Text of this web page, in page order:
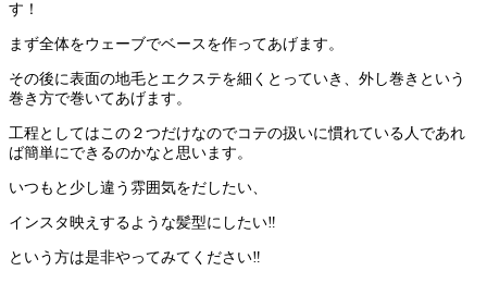
す！
まず全体をウェーブでベースを作ってあげます。
その後に表面の地毛とエクステを細くとっていき、外し巻きという
巻き方で巻いてあげます。
工程としてはこの２つだけなのでコテの扱いに慣れている人であれ
ば簡単にできるのかなと思います。
いつもと少し違う雰囲気をだしたい、
インスタ映えするような髪型にしたい‼︎
という方は是非やってみてください‼︎